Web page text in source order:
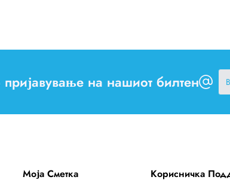
на нашиот билтен
Моја Сметка Корисничка